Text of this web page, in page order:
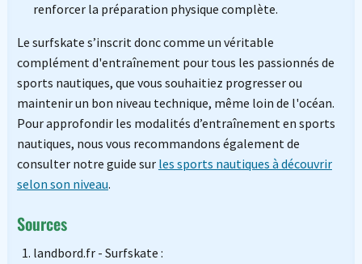
renforcer la préparation physique complète.
Le surfskate s’inscrit donc comme un véritable
complément d'entraînement pour tous les passionnés de
sports nautiques, que vous souhaitiez progresser ou
maintenir un bon niveau technique, même loin de l'océan.
Pour approfondir les modalités d’entraînement en sports
nautiques, nous vous recommandons également de
consulter notre guide sur les sports nautiques à découvrir
selon son niveau.
Sources
landbord.fr - Surfskate :